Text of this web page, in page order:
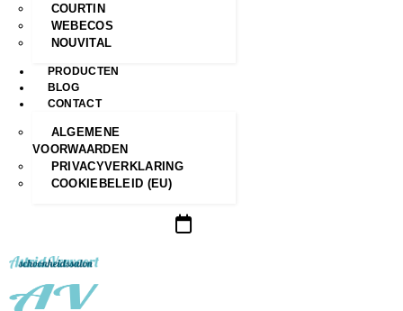
COURTIN
WEBECOS
NOUVITAL
PRODUCTEN
BLOG
CONTACT
ALGEMENE
VOORWAARDEN
PRIVACYVERKLARING
COOKIEBELEID (EU)